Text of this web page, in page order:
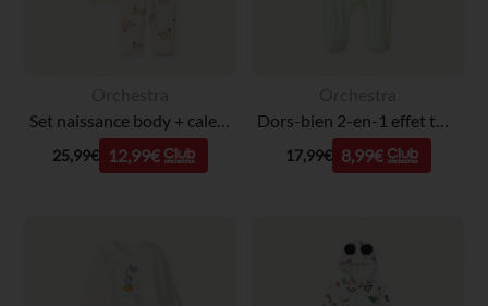
Set naissance body + caleçon + bavoir imprimé ourson pour bébé garçon
25,99€ 12,99€
Dors-bien 2-en-1 effet tunique imprimé fantaisie koala pour bébé fille
17,99€ 8,99€